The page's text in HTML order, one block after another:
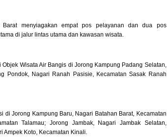
menyiagakan empat pos pelayanan dan dua pos
di jalur lintas utama dan kawasan wisata.
Wisata Air Bangis di Jorong Kampung Padang Selatan,
Pondok, Nagari Ranah Pasisie, Kecamatan Sasak Ranah
Jorong Kampung Baru, Nagari Batahan Barat, Kecamatan
Talamau; Jorong Jambak, Nagari Jambak Selatan,
Ampek Koto, Kecamatan Kinali.